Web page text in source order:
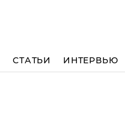
СТАТЬИ ИНТЕРВЬЮ